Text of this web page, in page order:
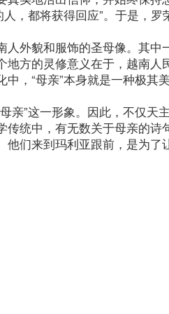
，都将获得回应”。于是，
外貌和服饰的圣母像。其中
方的灵修意义在于，越南人
，“母亲”本身就是一种极其
亲”这一形象。因此，不仅天
统中，有无数关于母亲的
们来到玛利亚跟前，是为了